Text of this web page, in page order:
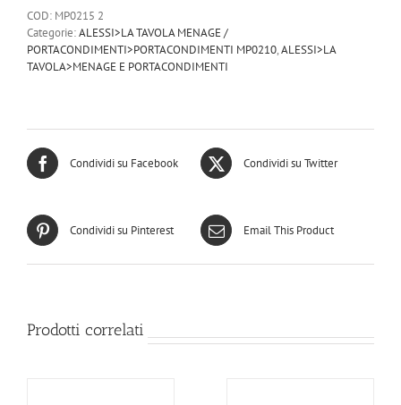
quantità
COD: MP0215 2
Categorie:ALESSI>LA TAVOLA MENAGE /
PORTACONDIMENTI>PORTACONDIMENTI MP0210,ALESSI>LA
TAVOLA>MENAGE E PORTACONDIMENTI
Condividi su Facebook Condividi su Twitter
Condividi su Pinterest Email This Product
Prodotti correlati